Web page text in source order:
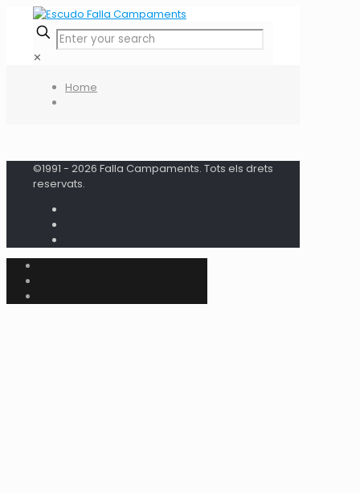
✕
Home
©1991 - 2026 Falla Campaments. Tots els drets
reservats.